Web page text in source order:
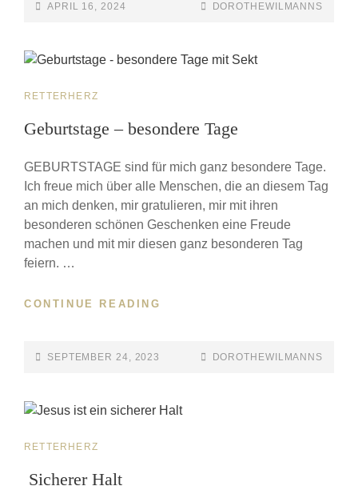
APRIL 16, 2024 DOROTHEWILMANNS
RETTERHERZ
Geburtstage – besondere Tage
GEBURTSTAGE sind für mich ganz besondere Tage.
Ich freue mich über alle Menschen, die an diesem Tag
an mich denken, mir gratulieren, mir mit ihren
besonderen schönen Geschenken eine Freude
machen und mit mir diesen ganz besonderen Tag
feiern. …
CONTINUE READING
SEPTEMBER 24, 2023 DOROTHEWILMANNS
RETTERHERZ
Sicherer Halt